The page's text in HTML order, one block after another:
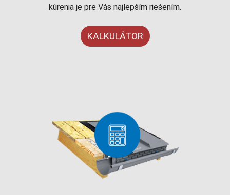
kúrenia je pre Vás najlepším riešením.
KALKULÁTOR